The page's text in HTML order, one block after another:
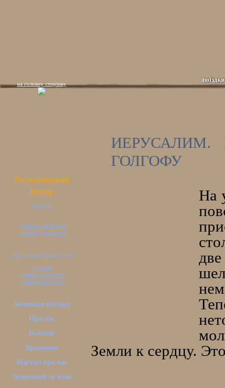
поїздки
на головну сторінку
Паломницький
Центр
Україна
+38050-2655542
+38097-5454255
pilgrimsua@gmail.com
VIBER
+380975454255
+380502655542
Замовити поїздку
Про нас
Новини
Враження
Відгуки про нас
Зворотний зв'язок
ГОЛГОФУ
На
Земли к сердцу.